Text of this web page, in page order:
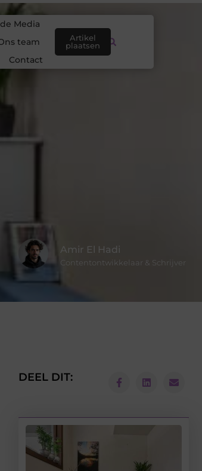
Media
team
Contact
Artikel
plaatsen
Amir El Hadi
Contentontwikkelaar & Schrijver
DEEL DIT: